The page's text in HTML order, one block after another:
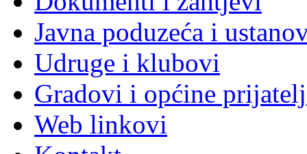
Javna poduzeća i
Udruge i klubovi
Gradovi i općine
Web linkovi